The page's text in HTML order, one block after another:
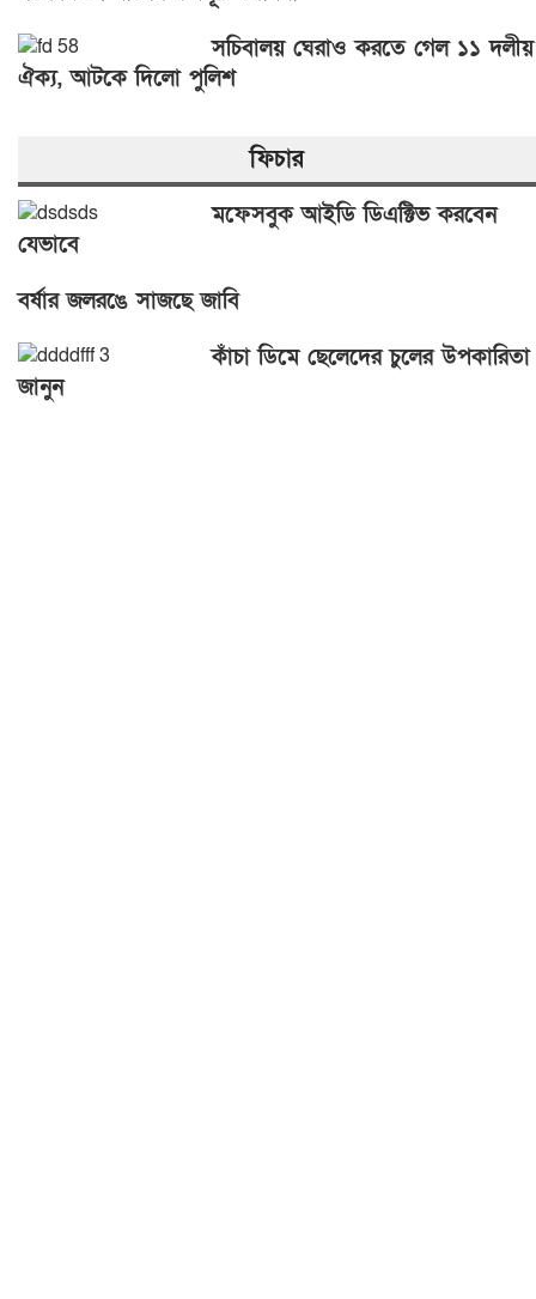
সচিবালয় ঘেরাও করতে গেল ১১ দলীয়
ঐক্য, আটকে দিলো পুলিশ
ফিচার
মফেসবুক আইডি ডিএক্টিভ করবেন
যেভাবে
বর্ষার জলরঙে সাজছে জাবি
কাঁচা ডিমে ছেলেদের চুলের উপকারিতা
জানুন